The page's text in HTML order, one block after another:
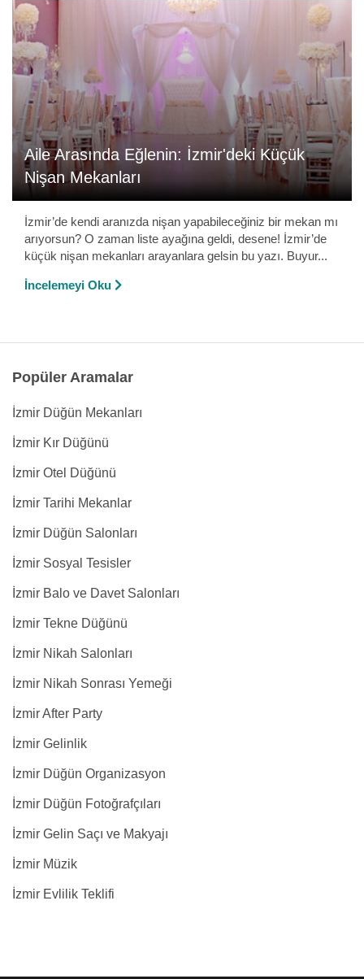
Aile Arasında Eğlenin: İzmir'deki Küçük
Nişan Mekanları
İzmir’de kendi aranızda nişan yapabileceğiniz bir mekan mı
arıyorsun? O zaman liste ayağına geldi, desene! İzmir’de
küçük nişan mekanları arayanlara gelsin bu yazı. Buyur...
İncelemeyi Oku
Popüler Aramalar
İzmir Düğün Mekanları
İzmir Kır Düğünü
İzmir Otel Düğünü
İzmir Tarihi Mekanlar
İzmir Düğün Salonları
İzmir Sosyal Tesisler
İzmir Balo ve Davet Salonları
İzmir Tekne Düğünü
İzmir Nikah Salonları
İzmir Nikah Sonrası Yemeği
İzmir After Party
İzmir Gelinlik
İzmir Düğün Organizasyon
İzmir Düğün Fotoğrafçıları
İzmir Gelin Saçı ve Makyajı
İzmir Müzik
İzmir Evlilik Teklifi